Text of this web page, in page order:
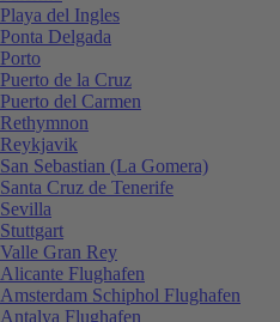
Playa del Ingles
Ponta Delgada
Porto
Puerto de la Cruz
Puerto del Carmen
Rethymnon
Reykjavik
San Sebastian (La Gomera)
Santa Cruz de Tenerife
Sevilla
Stuttgart
Valle Gran Rey
Alicante Flughafen
Amsterdam Schiphol Flughafen
Antalya Flughafen